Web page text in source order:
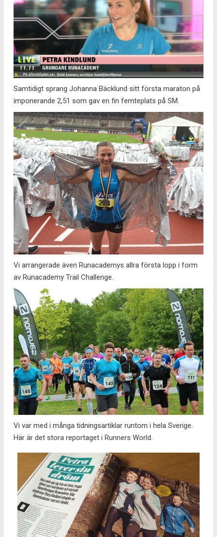
Samtidigt sprang Johanna Bäcklund sitt första maraton på
imponerande 2,51 som gav en fin femteplats på SM.
Vi arrangerade även Runacademys allra första lopp i form
av Runacademy Trail Challenge.
Vi var med i många tidningsartiklar runtom i hela Sverige.
Här är det stora reportaget i Runners World.